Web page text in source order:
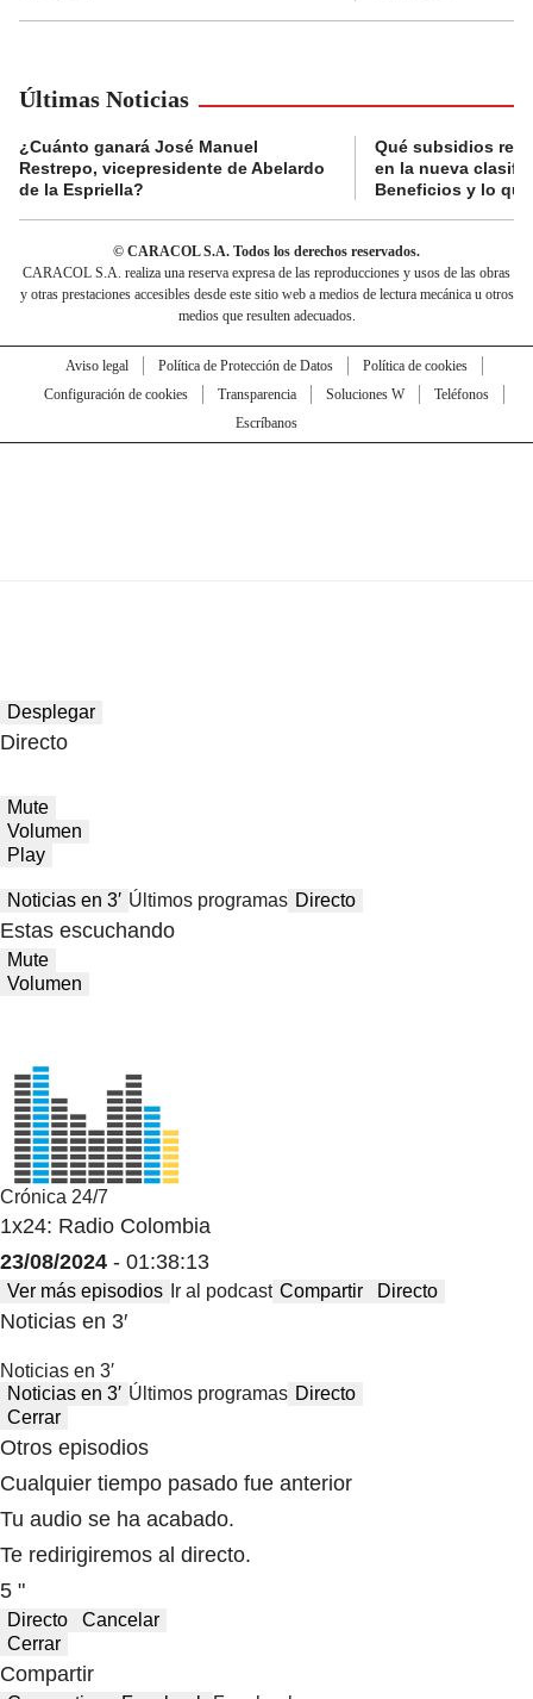
Últimas Noticias
¿Cuánto ganará José Manuel
Restrepo, vicepresidente de Abelardo
de la Espriella?
Qué subsidios
en la nueva
Beneficios y lo
© CARACOL S.A. Todos los derechos reservados.
CARACOL S.A. realiza una reserva expresa de las reproducciones y usos de las obras
y otras prestaciones accesibles desde este sitio web a medios de lectura mecánica u otros
medios que resulten adecuados.
Aviso legal Política de Protección de Datos
Política de cookies
Configuración de cookies
Transparencia Soluciones W
Teléfonos
Escríbanos
Desplegar
Directo
Mute
Volumen
Play
Noticias en 3′ Últimos programas Directo
Estas escuchando
Mute
Volumen
Crónica 24/7
1x24: Radio Colombia
23/08/2024 - 01:38:13
Ver más episodios Ir al podcast Compartir Directo
Noticias en 3′
Noticias en 3′
Noticias en 3′ Últimos programas Directo
Cerrar
Otros episodios
Cualquier tiempo pasado fue anterior
Tu audio se ha acabado.
Te redirigiremos al directo.
5 "
Directo
Cancelar
Cerrar
Compartir